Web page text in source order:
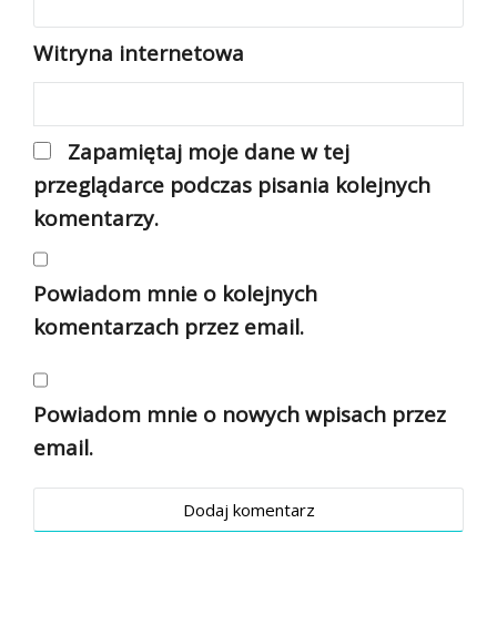
Witryna internetowa
Zapamiętaj moje dane w tej
przeglądarce podczas pisania kolejnych
komentarzy.
Powiadom mnie o kolejnych
komentarzach przez email.
Powiadom mnie o nowych wpisach przez
email.